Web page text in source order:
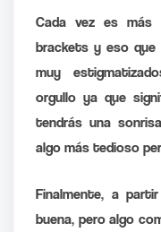
Cada vez es más
brackets y eso
muy
orgullo ya que
tendrás una
algo más tedioso
Finalmente, a
buena, pero algo